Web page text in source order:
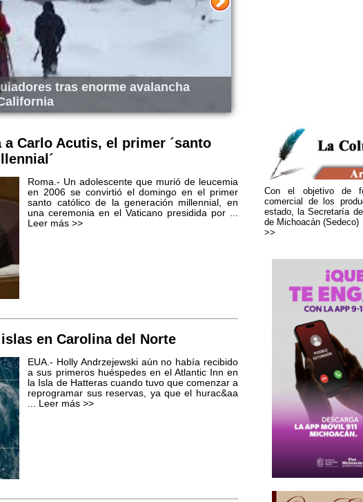
en 2050
Se registra
a Carlo Acutis, el primer ´santo
Roma.- Un adolescente que murió de leucemia
en 2006 se convirtió el domingo en el primer
santo católico de la generación millennial, en
una ceremonia en el Vaticano presidida por ...
Leer más >>
en Carolina del Norte
EUA.- Holly Andrzejewski aún no había recibido
a sus primeros huéspedes en el Atlantic Inn en
la Isla de Hatteras cuando tuvo que comenzar a
reprogramar sus reservas, ya que el hurac&aa
Leer más >>
Con el objetivo de
comercial de los
estado, la Secretaría
de Michoacán (Sedeco)
>>